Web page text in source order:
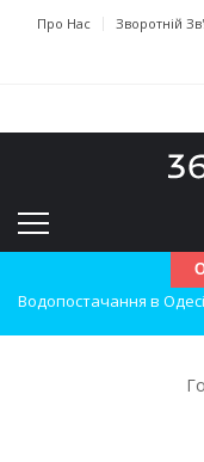
Про Нас Зворотній
Нічна атака